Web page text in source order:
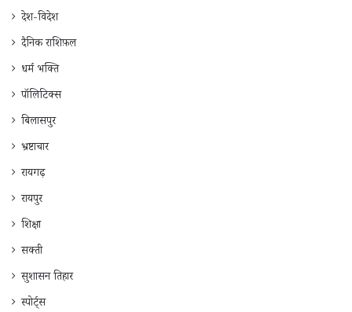
देश-विदेश
दैनिक राशिफ़ल
धर्म भक्ति
पॉलिटिक्स
बिलासपुर
भ्रष्टाचार
रायगढ़
रायपुर
शिक्षा
सक्ती
सुशासन तिहार
स्पोर्ट्स